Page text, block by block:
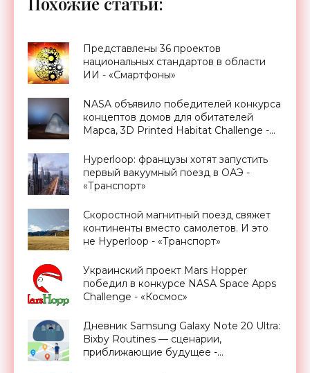
Представлены 36 проектов
национальных стандартов в области
ИИ - «Смартфоны»
NASA объявило победителей конкурса
концептов домов для обитателей
Марса, 3D Printed Habitat Challenge -
Hyperloop: французы хотят запустить
первый вакуумный поезд в ОАЭ -
«Транспорт»
Cкоростной магнитный поезд свяжет
континенты вместо самолетов. И это
не Hyperloop - «Транспорт»
Украинский проект Mars Hopper
победил в конкурсе NASA Space Apps
Challenge - «Космос»
Дневник Samsung Galaxy Note 20 Ultra:
Bixby Routines — сценарии,
приближающие будущее -